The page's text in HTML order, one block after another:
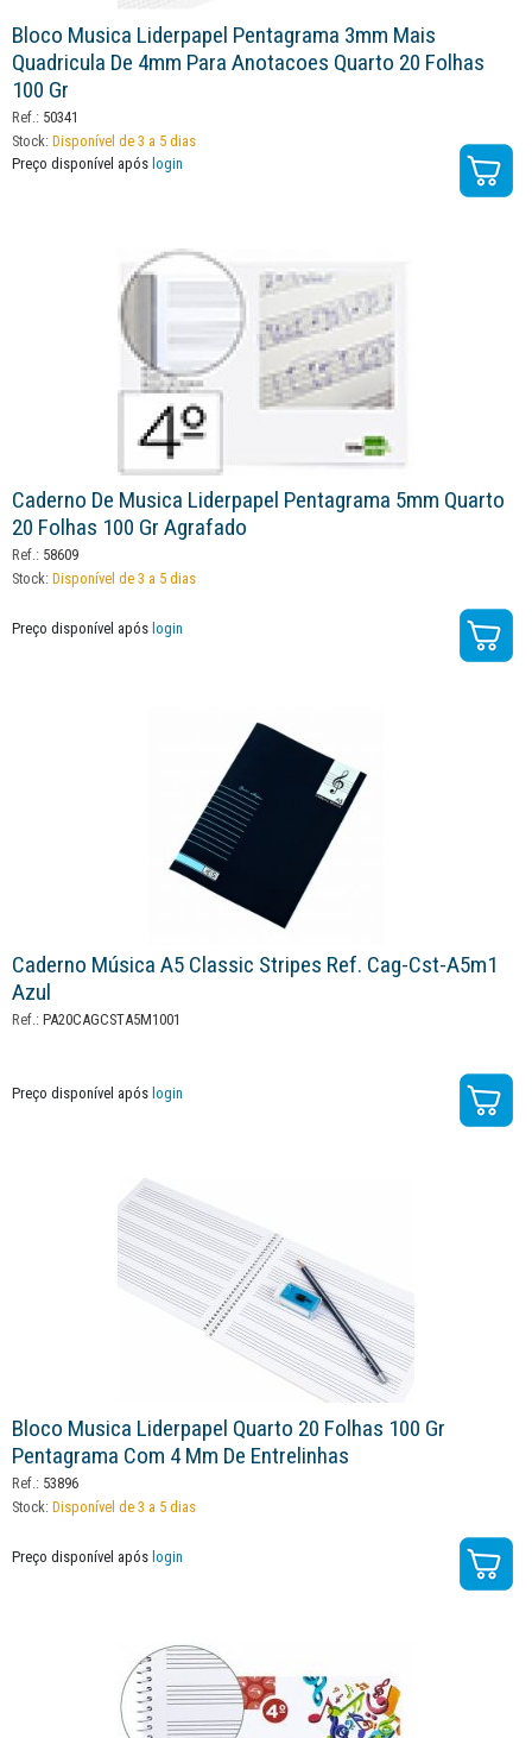
Bloco Musica Liderpapel Pentagrama 3mm Mais
Quadricula De 4mm Para Anotacoes Quarto 20 Folhas
100 Gr
Ref.: 50341
Stock: Disponível de 3 a 5 dias
Preço disponível após login
Caderno De Musica Liderpapel Pentagrama 5mm Quarto
20 Folhas 100 Gr Agrafado
Ref.: 58609
Stock: Disponível de 3 a 5 dias
Preço disponível após login
Caderno Música A5 Classic Stripes Ref. Cag-Cst-A5m1
Azul
Ref.: PA20CAGCSTA5M1001
Preço disponível após login
Bloco Musica Liderpapel Quarto 20 Folhas 100 Gr
Pentagrama Com 4 Mm De Entrelinhas
Ref.: 53896
Stock: Disponível de 3 a 5 dias
Preço disponível após login